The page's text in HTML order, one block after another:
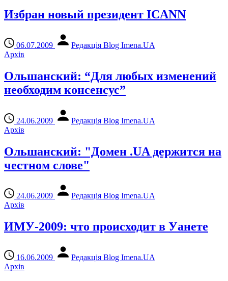
Избран новый президент ICANN
06.07.2009
Редакція Blog Imena.UA
Архів
Ольшанский: “Для любых изменений
необходим консенсус”
24.06.2009
Редакція Blog Imena.UA
Архів
Ольшанский: "Домен .UA держится на
честном слове"
24.06.2009
Редакція Blog Imena.UA
Архів
ИМУ-2009: что происходит в Уанете
16.06.2009
Редакція Blog Imena.UA
Архів